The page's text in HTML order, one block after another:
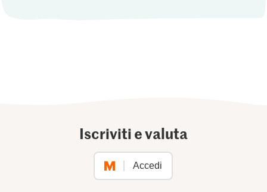
Iscriviti e valuta
Accedi